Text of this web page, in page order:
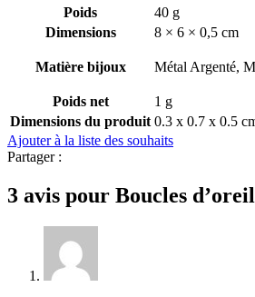
Poids
40 g
Dimensions
8 × 6 × 0,5 cm
Matière bijoux Métal Argenté,
Poids net
1 g
Dimensions du produit 0.3 x 0.7 x 0.5
Ajouter à la liste des souhaits
Partager :
3 avis pour Boucles